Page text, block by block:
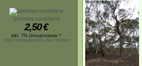
Ipomoea cordofana
2,50€
inkl. 7% Umsatzsteuer *
zzgl.Versandkosten, hier klicken